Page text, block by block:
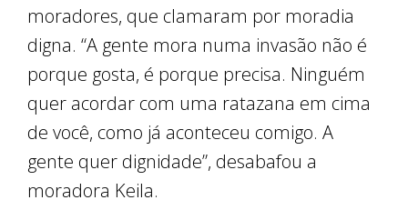
moradores, que clamaram por moradia
digna. “A gente mora numa invasão não é
porque gosta, é porque precisa. Ninguém
quer acordar com uma ratazana em cima
de você, como já aconteceu comigo. A
gente quer dignidade”, desabafou a
moradora Keila.